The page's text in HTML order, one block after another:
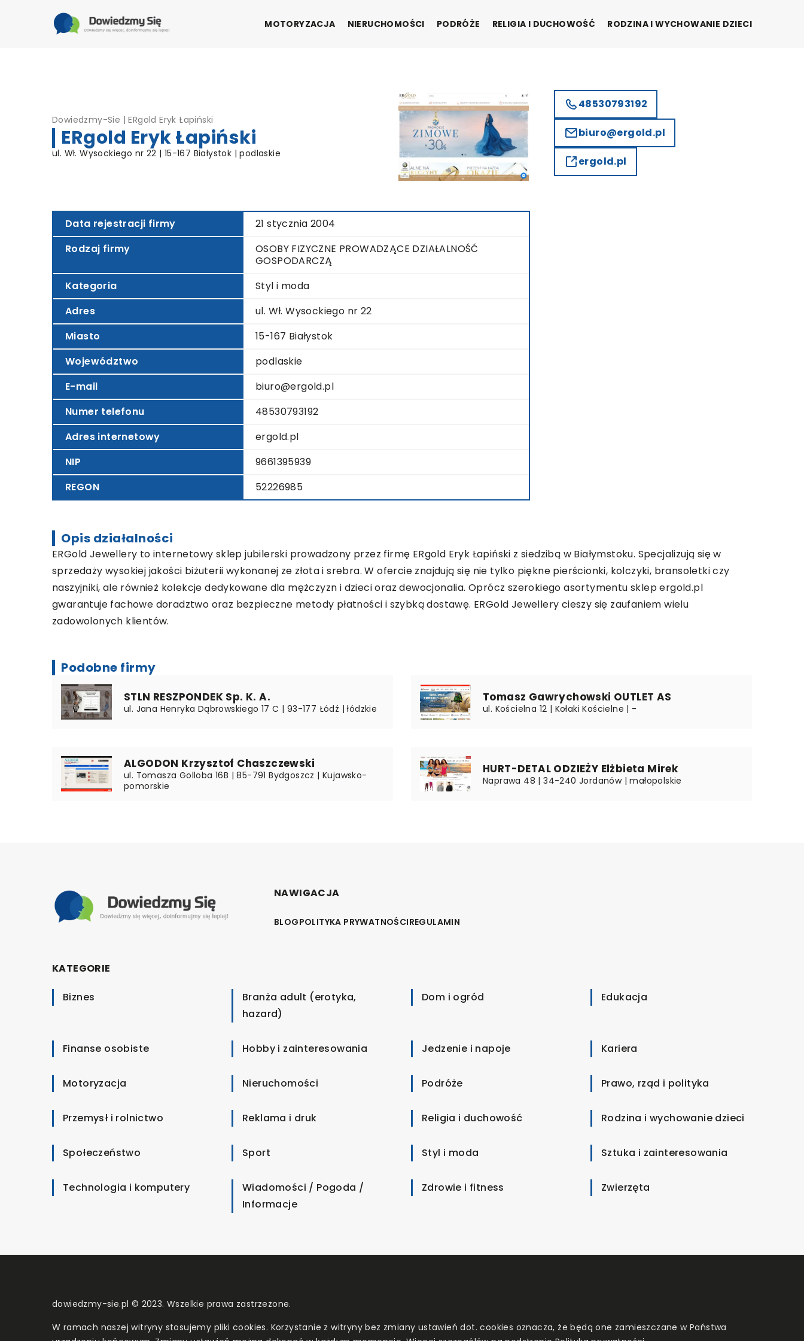
MOTORYZACJA NIERUCHOMOŚCI PODRÓŻE RELIGIA I DUCHOWOŚĆ RODZINA I WYCHOWANIE DZIECI
Dowiedzmy-Sie |ERgold Eryk Łapiński
ERgold Eryk Łapiński
ul. Wł. Wysockiego nr 22 | 15-167 Białystok | podlaskie
Data rejestracji firmy
21 stycznia 2004
Rodzaj firmy
OSOBY FIZYCZNE PROWADZĄCE DZIAŁALNOŚĆ
GOSPODARCZĄ
Kategoria
Styl i moda
Adres
ul. Wł. Wysockiego nr 22
Miasto
15-167 Białystok
Województwo
podlaskie
E-mail
biuro@ergold.pl
Numer telefonu
48530793192
Adres internetowy
ergold.pl
NIP
9661395939
REGON
52226985
48530793192
biuro@ergold.pl
ergold.pl
Opis działalności
ERGold Jewellery to internetowy sklep jubilerski prowadzony przez firmę ERgold Eryk Łapiński z siedzibą w Białymstoku. Specjalizują się w
sprzedaży wysokiej jakości biżuterii wykonanej ze złota i srebra. W ofercie znajdują się nie tylko piękne pierścionki, kolczyki, bransoletki czy
naszyjniki, ale również kolekcje dedykowane dla mężczyzn i dzieci oraz dewocjonalia. Oprócz szerokiego asortymentu sklepergold.pl
gwarantuje fachowe doradztwo oraz bezpieczne metody płatności i szybką dostawę. ERGold Jewellery cieszy się zaufaniem wielu
zadowolonych klientów.
Podobne firmy
STLN RESZPONDEK Sp. K. A.
ul. Jana Henryka Dąbrowskiego 17 C | 93-177 Łódź | łódzkie
Tomasz Gawrychowski OUTLET AS
ul. Kościelna 12 | Kołaki Kościelne | -
ALGODON Krzysztof Chaszczewski
ul. Tomasza Golloba 16B | 85-791 Bydgoszcz | Kujawsko-
pomorskie
HURT-DETAL ODZIEŻY Elżbieta Mirek
Naprawa 48 | 34-240 Jordanów | małopolskie
NAWIGACJA
BLOGPOLITYKA PRYWATNOŚCIREGULAMIN
KATEGORIE
Biznes
Branża adult (erotyka,
hazard)
Dom i ogród Edukacja
Finanse osobiste Hobby i zainteresowania Jedzenie i napoje Kariera
Motoryzacja Nieruchomości Podróże Prawo, rząd i polityka
Przemysł i rolnictwo Reklama i druk Religia i duchowość Rodzina i wychowanie dzieci
Społeczeństwo Sport Styl i moda Sztuka i zainteresowania
Technologia i komputery
Wiadomości / Pogoda /
Informacje
Zdrowie i fitness Zwierzęta
dowiedzmy-sie.pl © 2023. Wszelkie prawa zastrzeżone.
W ramach naszej witryny stosujemy pliki cookies. Korzystanie z witryny bez zmiany ustawień dot. cookies oznacza, że będą one zamieszczane w Państwa